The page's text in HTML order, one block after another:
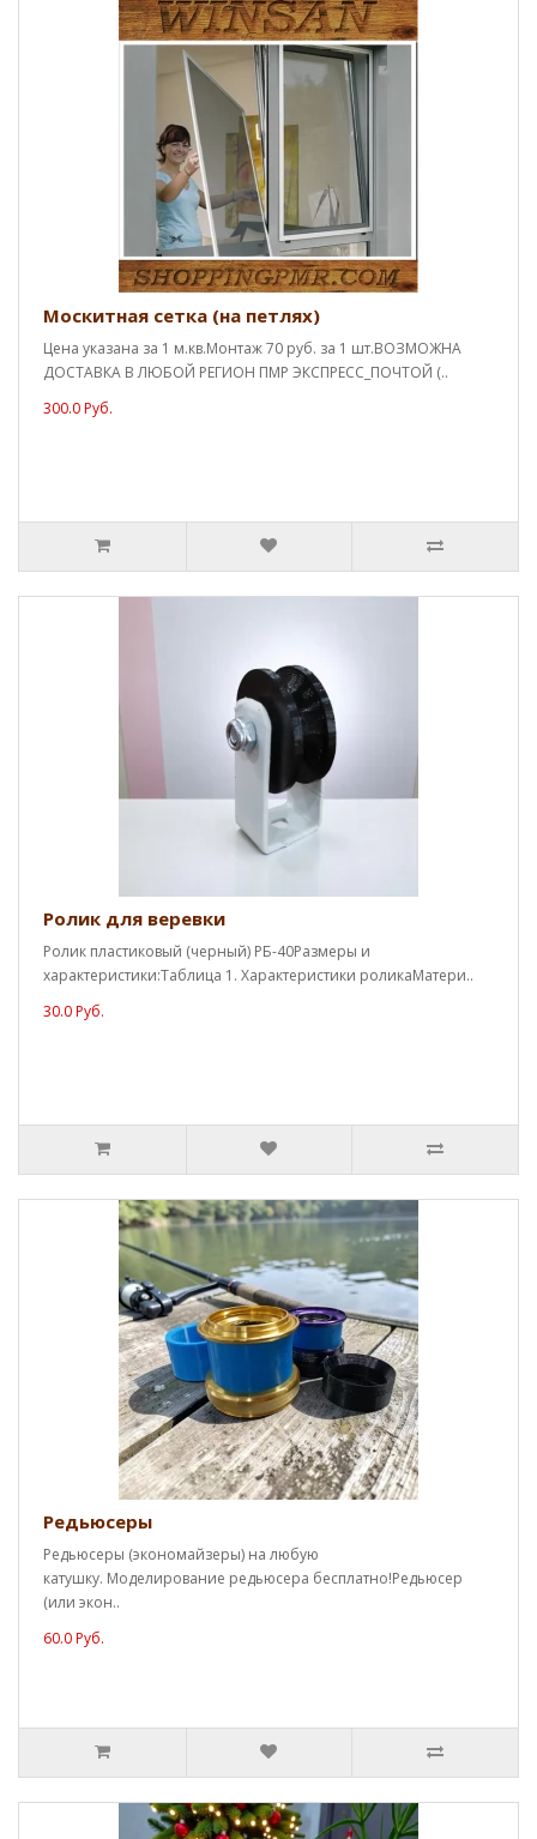
Москитная сетка (на петлях)
Цена указана за 1 м.кв.Монтаж 70 руб. за 1 шт.ВОЗМОЖНА
ДОСТАВКА В ЛЮБОЙ РЕГИОН ПМР ЭКСПРЕСС_ПОЧТОЙ (..
300.0 Руб.
Ролик для веревки
Ролик пластиковый (черный) РБ-40Размеры и
характеристики:Таблица 1. Характеристики роликаМатери..
30.0 Руб.
Редьюсеры
Редьюсеры (экономайзеры) на любую
катушку. Моделирование редьюсера бесплатно!Редьюсер
(или экон..
60.0 Руб.